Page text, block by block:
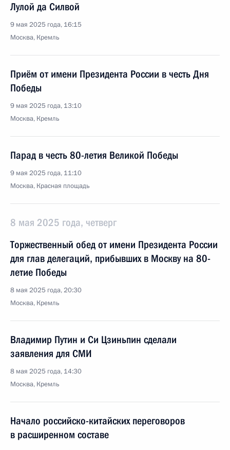
Лулой да Силвой
9 мая 2025 года, 16:15
Москва, Кремль
Приём от имени Президента России в честь Дня
Победы
9 мая 2025 года, 13:10
Москва, Кремль
Парад в честь 80-летия Великой Победы
9 мая 2025 года, 11:10
Москва, Красная площадь
8 мая 2025 года, четверг
Торжественный обед от имени Президента России
для глав делегаций, прибывших в Москву на 80-
летие Победы
8 мая 2025 года, 20:30
Москва, Кремль
Владимир Путин и Си Цзиньпин сделали
заявления для СМИ
8 мая 2025 года, 14:30
Москва, Кремль
Начало российско-китайских переговоров
в расширенном составе